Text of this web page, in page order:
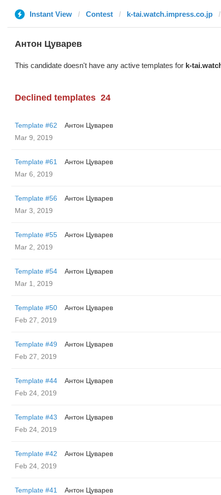
Instant View Contest k-tai.watch.impress.co.jp
Антон Цуварев
This candidate doesn't have any active templates for k-
Declined templates 24
Template #62
Антон Цуварев
Mar 9, 2019
Template #61
Антон Цуварев
Mar 6, 2019
Template #56
Антон Цуварев
Mar 3, 2019
Template #55
Антон Цуварев
Mar 2, 2019
Template #54
Антон Цуварев
Mar 1, 2019
Template #50
Антон Цуварев
Feb 27, 2019
Template #49
Антон Цуварев
Feb 27, 2019
Template #44
Антон Цуварев
Feb 24, 2019
Template #43
Антон Цуварев
Feb 24, 2019
Template #42
Антон Цуварев
Feb 24, 2019
Template #41
Антон Цуварев